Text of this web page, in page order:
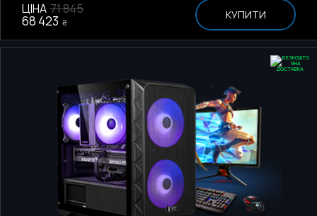
ЦІНА 71 845
68 423 ₴
КУПИТИ